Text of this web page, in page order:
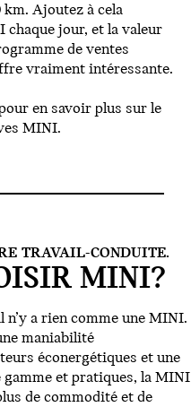
Ajoutez à cela
chaque jour, et la valeur
de ventes
vraiment intéressante.
pour en savoir plus sur le
MINI.
TRAVAIL-CONDUITE.
MINI?
a rien comme une MINI.
maniabilité
éconergétiques et une
et pratiques, la MINI
de commodité et de